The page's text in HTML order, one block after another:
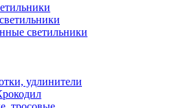
светильники
удлинители